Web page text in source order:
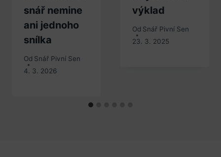
snář nemine
ani jednoho
snílka
Od Snář Pivní Sen
4. 3. 2026
výklad
Od Snář Pivní Sen
23. 3. 2025